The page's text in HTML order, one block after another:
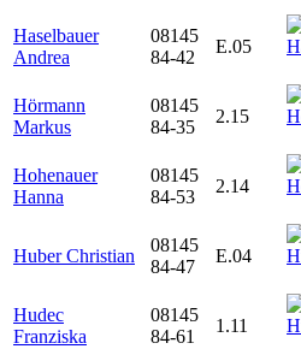
Haselbauer
Andrea
08145
84-42
E.05
Hörmann
Markus
08145
84-35
2.15
Hohenauer
Hanna
08145
84-53
2.14
Huber Christian
08145
84-47
E.04
Hudec
Franziska
08145
84-61
1.11